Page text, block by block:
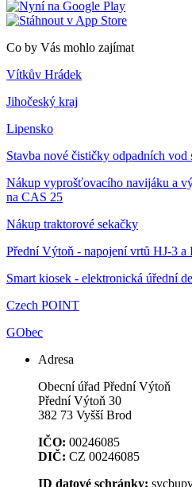
Co by Vás mohlo zajímat
Vítkův Hrádek
Jihočeský kraj
Lipensko
Stavba nové čističky odpadních
Nákup vyprošťovacího navijáku a
na CAS 25
Nákup traktorové sekačky
Přední Výtoň - napojení vrtů HJ-3 a
Smart kiosek - elektronická úřední
Czech POINT
GObec
Adresa
Obecní úřad Přední Výtoň
Přední Výtoň 30
382 73 Vyšší Brod
IČO: 00246085
DIČ: CZ 00246085
ID datové schránky: